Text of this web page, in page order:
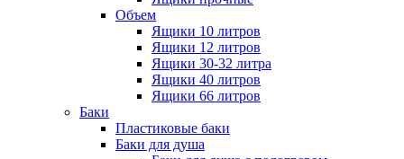
Объем
Ящики 10 литров
Ящики 12 литров
Ящики 30-32 литра
Ящики 40 литров
Ящики 66 литров
Баки
Пластиковые баки
Баки для душа